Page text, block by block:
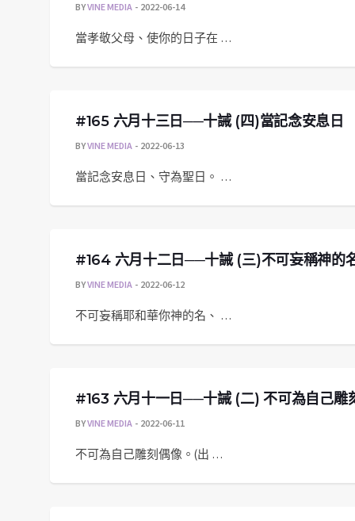
BYVINE MEDIA 2022-06-14
當孝敬父母、使你的日子在 …
#165 六月十三日──十誡 (四)當記念安息日
BYVINE MEDIA 2022-06-13
當記念安息日、守為聖日。 …
#164 六月十二日──十誡 (三)不可妄稱神的
BYVINE MEDIA 2022-06-12
不可妄稱耶和華你神的名、 …
#163 六月十一日──十誡 (二) 不可為自己雕
BYVINE MEDIA 2022-06-11
不可為自己雕刻偶像。(出 …